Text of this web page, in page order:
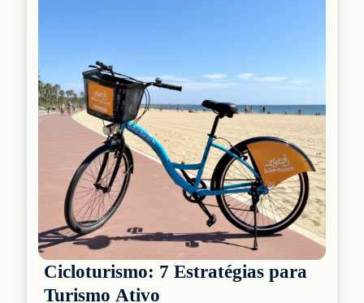
Cicloturismo: 7 Estratégias para
Turismo Ativo